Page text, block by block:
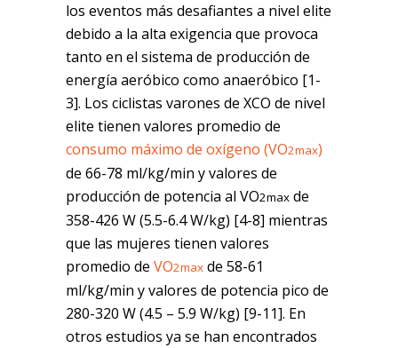
los eventos más desafiantes a nivel elite
debido a la alta exigencia que provoca
tanto en el sistema de producción de
energía aeróbico como anaeróbico [1-
3]. Los ciclistas varones de XCO de nivel
elite tienen valores promedio de
consumo máximo de oxígeno (VO2max)
de 66-78 ml/kg/min y valores de
producción de potencia al VO2max de
358-426 W (5.5-6.4 W/kg) [4-8] mientras
que las mujeres tienen valores
promedio de VO2max de 58-61
ml/kg/min y valores de potencia pico de
280-320 W (4.5 – 5.9 W/kg) [9-11]. En
otros estudios ya se han encontrados